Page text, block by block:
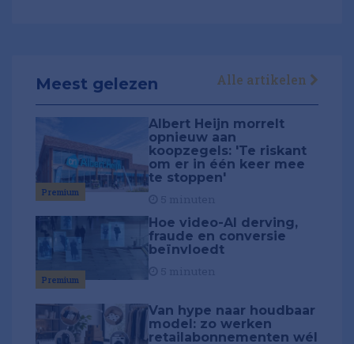
Meest gelezen Alle artikelen
Premium
Albert Heijn morrelt
opnieuw aan
koopzegels: 'Te riskant
om er in één keer mee
te stoppen'
Premium
Hoe video-AI derving,
fraude en conversie
beïnvloedt
Van hype naar houdbaar
model: zo werken
retailabonnementen wél